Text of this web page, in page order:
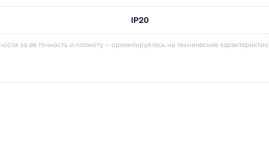
IP20
за её точность и полноту — ориентируйтесь на технические